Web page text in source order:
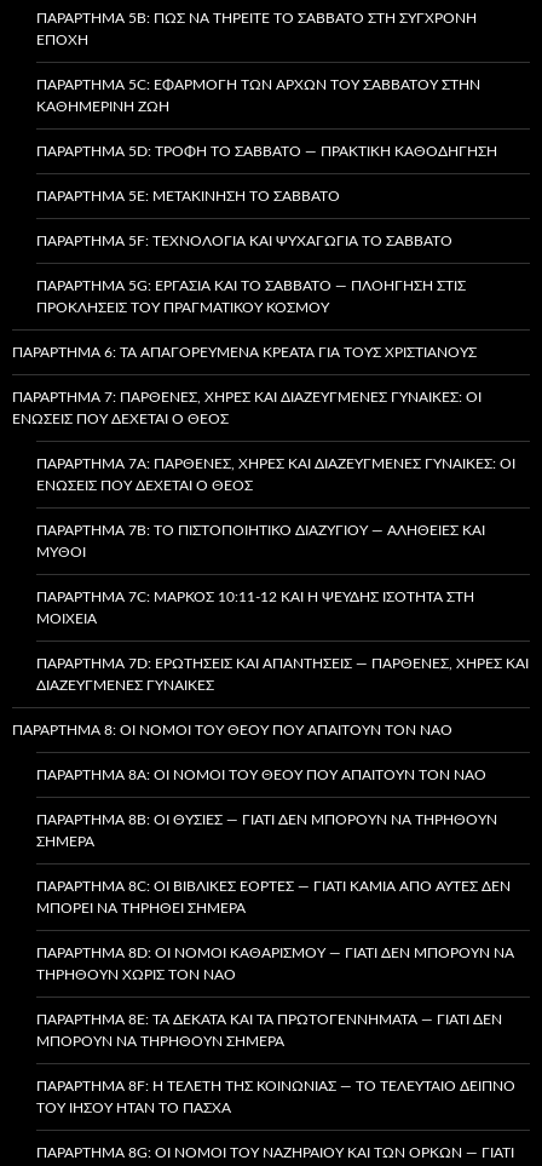
ΠΑΡΆΡΤΗΜΑ 5B: ΠΏΣ ΝΑ ΤΗΡΕΊΤΕ ΤΟ ΣΆΒΒΑΤΟ ΣΤΗ ΣΎΓΧΡΟΝΗ
ΕΠΟΧΉ
ΠΑΡΆΡΤΗΜΑ 5C: ΕΦΑΡΜΟΓΉ ΤΩΝ ΑΡΧΏΝ ΤΟΥ ΣΑΒΒΆΤΟΥ ΣΤΗΝ
ΚΑΘΗΜΕΡΙΝΉ ΖΩΉ
ΠΑΡΆΡΤΗΜΑ 5D: ΤΡΟΦΉ ΤΟ ΣΆΒΒΑΤΟ — ΠΡΑΚΤΙΚΉ ΚΑΘΟΔΉΓΗΣΗ
ΠΑΡΆΡΤΗΜΑ 5E: ΜΕΤΑΚΊΝΗΣΗ ΤΟ ΣΆΒΒΑΤΟ
ΠΑΡΆΡΤΗΜΑ 5F: ΤΕΧΝΟΛΟΓΊΑ ΚΑΙ ΨΥΧΑΓΩΓΊΑ ΤΟ ΣΆΒΒΑΤΟ
ΠΑΡΆΡΤΗΜΑ 5G: ΕΡΓΑΣΊΑ ΚΑΙ ΤΟ ΣΆΒΒΑΤΟ — ΠΛΟΉΓΗΣΗ ΣΤΙΣ
ΠΡΟΚΛΉΣΕΙΣ ΤΟΥ ΠΡΑΓΜΑΤΙΚΟΎ ΚΌΣΜΟΥ
ΠΑΡΆΡΤΗΜΑ 6: ΤΑ ΑΠΑΓΟΡΕΥΜΈΝΑ ΚΡΈΑΤΑ ΓΙΑ ΤΟΥΣ ΧΡΙΣΤΙΑΝΟΎΣ
ΠΑΡΆΡΤΗΜΑ 7: ΠΑΡΘΈΝΕΣ, ΧΉΡΕΣ ΚΑΙ ΔΙΑΖΕΥΓΜΈΝΕΣ ΓΥΝΑΊΚΕΣ: ΟΙ
ΕΝΏΣΕΙΣ ΠΟΥ ΔΈΧΕΤΑΙ Ο ΘΕΌΣ
ΠΑΡΆΡΤΗΜΑ 7A: ΠΑΡΘΈΝΕΣ, ΧΉΡΕΣ ΚΑΙ ΔΙΑΖΕΥΓΜΈΝΕΣ ΓΥΝΑΊΚΕΣ: ΟΙ
ΕΝΏΣΕΙΣ ΠΟΥ ΔΈΧΕΤΑΙ Ο ΘΕΌΣ
ΠΑΡΆΡΤΗΜΑ 7B: ΤΟ ΠΙΣΤΟΠΟΙΗΤΙΚΌ ΔΙΑΖΥΓΊΟΥ — ΑΛΉΘΕΙΕΣ ΚΑΙ
ΜΎΘΟΙ
ΠΑΡΆΡΤΗΜΑ 7C: ΜΆΡΚΟΣ 10:11-12 ΚΑΙ Η ΨΕΥΔΉΣ ΙΣΌΤΗΤΑ ΣΤΗ
ΜΟΙΧΕΊΑ
ΠΑΡΆΡΤΗΜΑ 7D: ΕΡΩΤΉΣΕΙΣ ΚΑΙ ΑΠΑΝΤΉΣΕΙΣ — ΠΑΡΘΈΝΕΣ, ΧΉΡΕΣ ΚΑΙ
ΔΙΑΖΕΥΓΜΈΝΕΣ ΓΥΝΑΊΚΕΣ
ΠΑΡΆΡΤΗΜΑ 8: ΟΙ ΝΌΜΟΙ ΤΟΥ ΘΕΟΎ ΠΟΥ ΑΠΑΙΤΟΎΝ ΤΟΝ ΝΑΌ
ΠΑΡΆΡΤΗΜΑ 8A: ΟΙ ΝΌΜΟΙ ΤΟΥ ΘΕΟΎ ΠΟΥ ΑΠΑΙΤΟΎΝ ΤΟΝ ΝΑΌ
ΠΑΡΆΡΤΗΜΑ 8B: ΟΙ ΘΥΣΊΕΣ — ΓΙΑΤΊ ΔΕΝ ΜΠΟΡΟΎΝ ΝΑ ΤΗΡΗΘΟΎΝ
ΣΉΜΕΡΑ
ΠΑΡΆΡΤΗΜΑ 8C: ΟΙ ΒΙΒΛΙΚΈΣ ΕΟΡΤΈΣ — ΓΙΑΤΊ ΚΑΜΊΑ ΑΠΌ ΑΥΤΈΣ ΔΕΝ
ΜΠΟΡΕΊ ΝΑ ΤΗΡΗΘΕΊ ΣΉΜΕΡΑ
ΠΑΡΆΡΤΗΜΑ 8D: ΟΙ ΝΌΜΟΙ ΚΑΘΑΡΙΣΜΟΎ — ΓΙΑΤΊ ΔΕΝ ΜΠΟΡΟΎΝ ΝΑ
ΤΗΡΗΘΟΎΝ ΧΩΡΊΣ ΤΟΝ ΝΑΌ
ΠΑΡΆΡΤΗΜΑ 8E: ΤΑ ΔΈΚΑΤΑ ΚΑΙ ΤΑ ΠΡΩΤΟΓΕΝΝΉΜΑΤΑ — ΓΙΑΤΊ ΔΕΝ
ΜΠΟΡΟΎΝ ΝΑ ΤΗΡΗΘΟΎΝ ΣΉΜΕΡΑ
ΠΑΡΆΡΤΗΜΑ 8F: Η ΤΕΛΕΤΉ ΤΗΣ ΚΟΙΝΩΝΊΑΣ — ΤΟ ΤΕΛΕΥΤΑΊΟ ΔΕΊΠΝΟ
ΤΟΥ ΙΗΣΟΎ ΉΤΑΝ ΤΟ ΠΆΣΧΑ
ΠΑΡΆΡΤΗΜΑ 8G: ΟΙ ΝΌΜΟΙ ΤΟΥ ΝΑΖΗΡΑΊΟΥ ΚΑΙ ΤΩΝ ΌΡΚΩΝ — ΓΙΑΤΊ